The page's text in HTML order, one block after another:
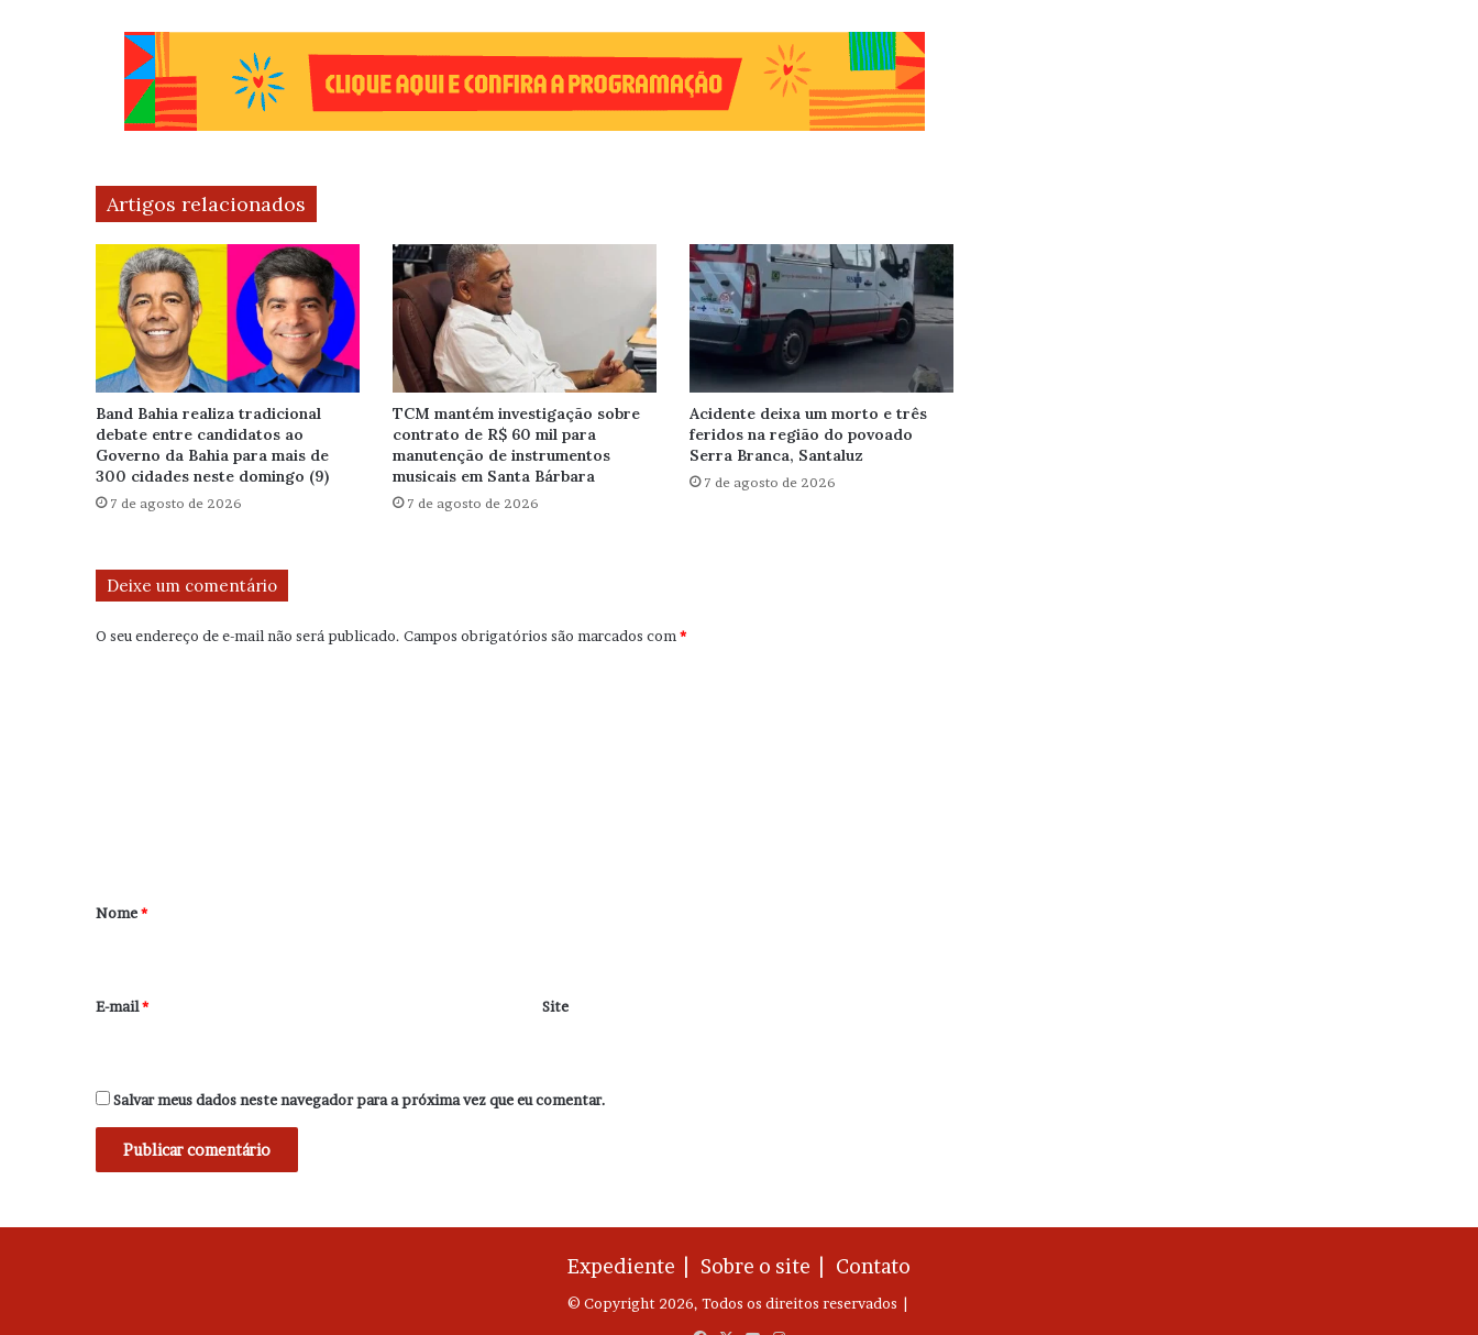
Artigos relacionados
Band Bahia realiza tradicional
debate entre candidatos ao
Governo da Bahia para mais de
300 cidades neste domingo (9)
7 de agosto de 2026
TCM mantém investigação sobre
contrato de R$ 60 mil para
manutenção de instrumentos
musicais em Santa Bárbara
7 de agosto de 2026
Acidente deixa um morto e três
feridos na região do povoado
Serra Branca, Santaluz
7 de agosto de 2026
Deixe um comentário
O seu endereço de e-mail não será publicado. Campos obrigatórios são marcados com *
r
*
Nome*
E-mail* Site
Salvar meus dados neste navegador para a próxima vez que eu comentar.
Expediente | Sobre o site | Contato
© Copyright 2026, Todos os direitos reservados |